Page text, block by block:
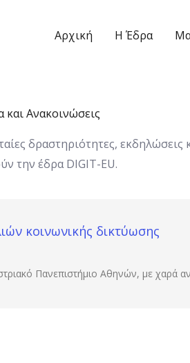
Αρχική Η Έδρα
και Ανακοινώσεις
δραστηριότητες, εκδηλώσεις
την έδρα DIGIT-EU.
κοινωνικής δικτύωσης
Πανεπιστήμιο Αθηνών, με χαρά